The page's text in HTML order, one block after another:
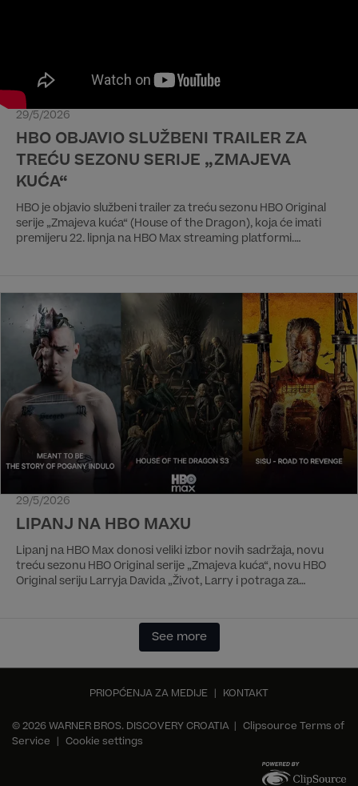
29/5/2026
HBO OBJAVIO SLUŽBENI TRAILER ZA
TREĆU SEZONU SERIJE „ZMAJEVA
KUĆA“
HBO je objavio službeni trailer za treću sezonu HBO Original
serije „Zmajeva kuća“ (House of the Dragon), koja će imati
premijeru 22. lipnja na HBO Max streaming platformi.
29/5/2026
LIPANJ NA HBO MAXU
Lipanj na HBO Max donosi veliki izbor novih sadržaja, novu
treću sezonu HBO Original serije „Zmajeva kuća“, novu HBO
Original seriju Larryja Davida „Život, Larry i potraga za
redatelja Danisa Tanovića, kao i glazbeni dokumentarac
„Paraslovan“ o Zoranu Predinu. Od filmova izdvajamo
Indulo: Zapisano u zvijezdama“ o mađarskoj rap zvijezdi.
See more
PRIOPĆENJA ZA MEDIJE KONTAKT
© 2026 WARNER BROS. DISCOVERY CROATIA |
Clipsource Terms of
Service
Cookie settings